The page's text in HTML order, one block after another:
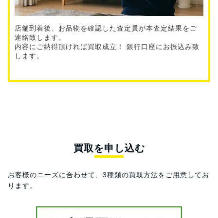
店舗到着後、お品物を確認した査定員が本査定結果をご
連絡致します。
内容にご納得頂ければ買取成立！ 銀行口座にお振込み致
します。
買取を申し込む
お客様のニーズに合わせて、3種類の買取方法をご用意してお
ります。